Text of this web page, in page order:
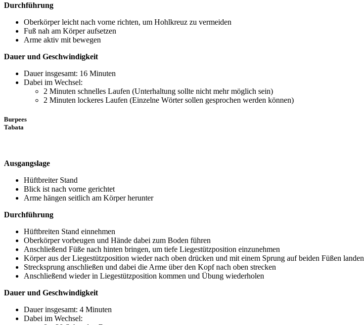
Durchführung
Oberkörper leicht nach vorne richten, um Hohlkreuz zu vermeiden
Fuß nah am Körper aufsetzen
Arme aktiv mit bewegen
Dauer und Geschwindigkeit
Dauer insgesamt: 16 Minuten
Dabei im Wechsel:
2 Minuten schnelles Laufen (Unterhaltung sollte nicht mehr möglich sein)
2 Minuten lockeres Laufen (Einzelne Wörter sollen gesprochen werden können)
Burpees
Tabata
Ausgangslage
Hüftbreiter Stand
Blick ist nach vorne gerichtet
Arme hängen seitlich am Körper herunter
Durchführung
Hüftbreiten Stand einnehmen
Oberkörper vorbeugen und Hände dabei zum Boden führen
Anschließend Füße nach hinten bringen, um tiefe Liegestützposition einzunehmen
Körper aus der Liegestützposition wieder nach oben drücken und mit einem Sprung auf beiden Füßen landen
Strecksprung anschließen und dabei die Arme über den Kopf nach oben strecken
Anschließend wieder in Liegestützposition kommen und Übung wiederholen
Dauer und Geschwindigkeit
Dauer insgesamt: 4 Minuten
Dabei im Wechsel: